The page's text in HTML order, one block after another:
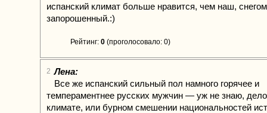
испанский климат больше нравится, чем наш, снегом
запорошенный.:)
Рейтинг: 0 (проголосовало: 0)
2 Лена:
Все же испанский сильный пол намного горячее и
темпераментнее русских мужчин — уж не знаю,
климате, или бурном смешении национальностей